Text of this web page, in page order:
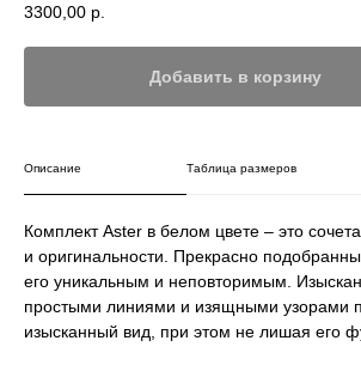
3300,00 р.
Добавить в корзину
Описание Таблица размеров
Комплект Aster в белом цвете – это
и оригинальности. Прекрасно
его уникальным и неповторимым.
простыми линиями и изящными узорами
изысканный вид, при этом не лишая его